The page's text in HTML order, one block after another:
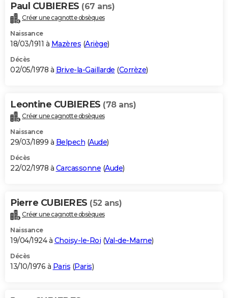
Paul CUBIERES (67 ans)
Créer une cagnotte obsèques
Naissance
18/03/1911 à Mazères (Ariège)
Décès
02/05/1978 à Brive-la-Gaillarde (Corrèze)
Leontine CUBIERES (78 ans)
Créer une cagnotte obsèques
Naissance
29/03/1899 à Belpech (Aude)
Décès
22/02/1978 à Carcassonne (Aude)
Pierre CUBIERES (52 ans)
Créer une cagnotte obsèques
Naissance
19/04/1924 à Choisy-le-Roi (Val-de-Marne)
Décès
13/10/1976 à Paris (Paris)